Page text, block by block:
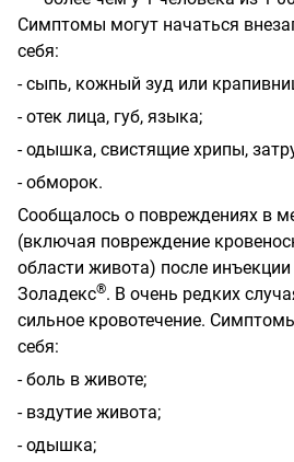
Симптомы могут начаться
себя:
- сыпь, кожный зуд или
- отек лица, губ, языка;
- одышка, свистящие хрипы,
- обморок.
Сообщалось о повреждениях в
(включая повреждение
области живота) после
Золадекс®. В очень редких
сильное кровотечение.
себя:
- боль в животе;
- вздутие живота;
- одышка;